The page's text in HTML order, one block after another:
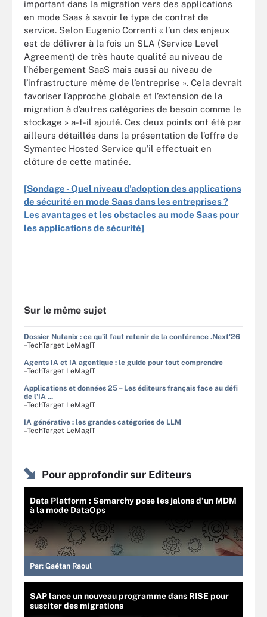
important dans la migration vers des applications
en mode Saas à savoir le type de contrat de
service. Selon Eugenio Correnti « l’un des enjeux
est de délivrer à la fois un SLA (Service Level
Agreement) de très haute qualité au niveau de
l’hébergement SaaS mais aussi au niveau de
l’infrastructure même de l’entreprise ». Cela devrait
favoriser l’approche globale et l’extension de la
migration à d’autres catégories de besoin comme le
stockage » a-t-il ajouté. Ces deux points ont été par
ailleurs détaillés dans la présentation de l’offre de
Symantec Hosted Service qu’il effectuait en
clôture de cette matinée.
[Sondage - Quel niveau d'adoption des applications
de sécurité en mode Saas dans les entreprises ?
Les avantages et les obstacles au mode Saas pour
les applications de sécurité]
Sur le même sujet
Dossier Nutanix : ce qu'il faut retenir de la conférence .Next'26
–TechTarget LeMagIT
Agents IA et IA agentique : le guide pour tout comprendre
–TechTarget LeMagIT
Applications et données 25 – Les éditeurs français face au défi
de l'IA ...
–TechTarget LeMagIT
IA générative : les grandes catégories de LLM
–TechTarget LeMagIT
Pour approfondir sur Editeurs
Data Platform : Semarchy pose les jalons d’un MDM
à la mode DataOps
Par: Gaétan Raoul
SAP lance un nouveau programme dans RISE pour
susciter des migrations